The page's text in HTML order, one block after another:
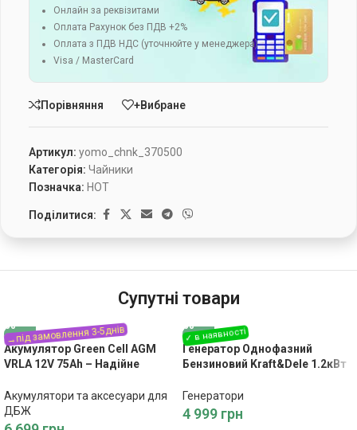
Онлайн за реквізитами
Оплата Рахунок без ПДВ +2%
Оплата з ПДВ НДС (уточнюйте у менеджера)
Visa / MasterCard
Порівняння +Вибране
Артикул: yomo_chnk_370500
Категорія: Чайники
Позначка: HOT
Поділитися:
Супутні товари
Акумулятор Green Cell AGM
VRLA 12V 75Ah – Надійне
Акумулятори та аксесуари для
ДБЖ
Генератор Однофазний
Бензиновий Kraft&Dele 1.2кВт
Генератори
4 999 грн